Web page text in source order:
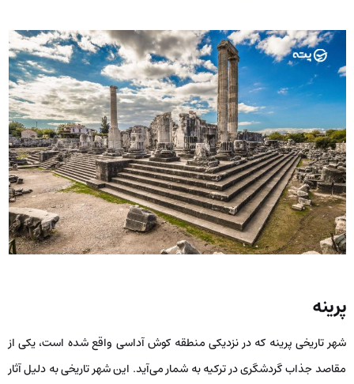
پرینه
شهر تاریخی پرینه که در نزدیکی منطقه کوش ‌آداسی واقع شده است، یکی از
مقاصد جذاب گردشگری در ترکیه به شمار می‌آید. این شهر تاریخی به دلیل آثار